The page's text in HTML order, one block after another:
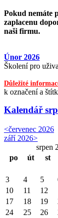
Pokud nemáte
zaplacenu
naši firmu.
Únor 2026
Školení pro
Důležité
k označení a
Kalendář
<červenec 2026
září 2026>
srpen
po
út st
3
4 5
10
11 12
17
18 19
24
25 26